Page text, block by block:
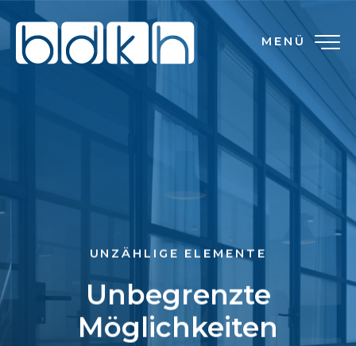
MENÜ
UNZÄHLIGE ELEMENTE
Unbegrenzte
Möglichkeiten